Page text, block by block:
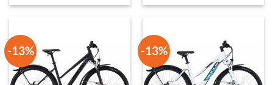
war:
ist:
war:
ist:
-13% -13%